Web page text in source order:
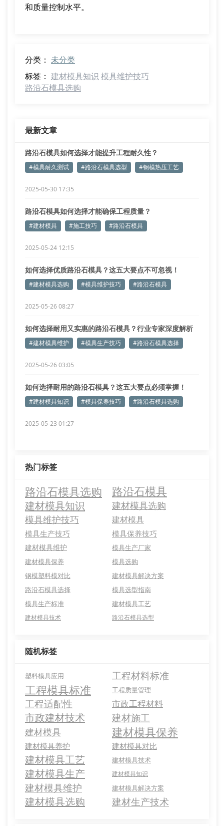
和质量控制水平。
分类： 未分类
标签： 建材模具知识 模具维护技巧
路沿石模具选购
最新文章
路沿石模具如何选择才能提升工程耐久性？
#模具耐久测试 #路沿石模具选型 #钢模热压工艺
2025-05-30 17:35
路沿石模具如何选择才能确保工程质量？
#建材模具 #施工技巧 #路沿石模具
2025-05-24 12:15
如何选择优质路沿石模具？这五大要点不可忽视！
#建材模具选购 #模具维护技巧 #路沿石模具
2025-05-26 08:27
如何选择耐用又实惠的路沿石模具？行业专家深度解析
#建材模具维护 #模具生产技巧 #路沿石模具选择
2025-05-26 03:05
如何选择耐用的路沿石模具？这五大要点必须掌握！
#建材模具知识 #模具保养技巧 #路沿石模具选购
2025-05-23 01:27
热门标签
路沿石模具选购 路沿石模具
建材模具知识
建材模具选购
模具维护技巧
建材模具
模具生产技巧 模具保养技巧
建材模具维护
模具生产厂家
建材模具保养
模具选购
钢模塑料模对比
建材模具解决方案
路沿石模具选择
模具选型指南
模具生产标准
建材模具工艺
建材模具技术 路沿石模具选型
随机标签
塑料模具应用 工程材料标准
工程模具标准 工程质量管理
工程适配性 市政工程材料
市政建材技术 建材施工
建材模具 建材模具保养
建材模具养护 建材模具对比
建材模具工艺 建材模具技术
建材模具生产 建材模具知识
建材模具维护 建材模具解决方案
建材模具选购 建材生产技术